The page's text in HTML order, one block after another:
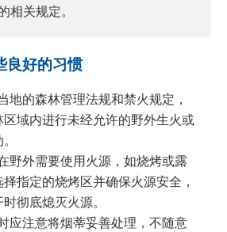
相关规定。
良好的习惯
地的森林管理法规和禁火规定，
域内进行未经允许的野外生火或
野外需要使用火源，如烧烤或露
指定的烧烤区并确保火源安全，
彻底熄灭火源。
应注意将烟蒂妥善处理，不随意